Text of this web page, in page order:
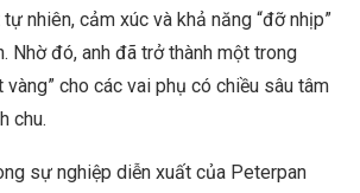
nhiên, cảm xúc và khả năng “đỡ nhịp”
Nhờ đó, anh đã trở thành một trong
vàng” cho các vai phụ có chiều sâu tâm
chu.
sự nghiệp diễn xuất của Peterpan